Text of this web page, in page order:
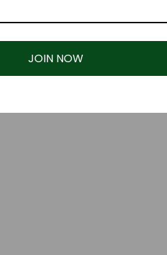
Folge uns! Kontakt
JOIN NOW